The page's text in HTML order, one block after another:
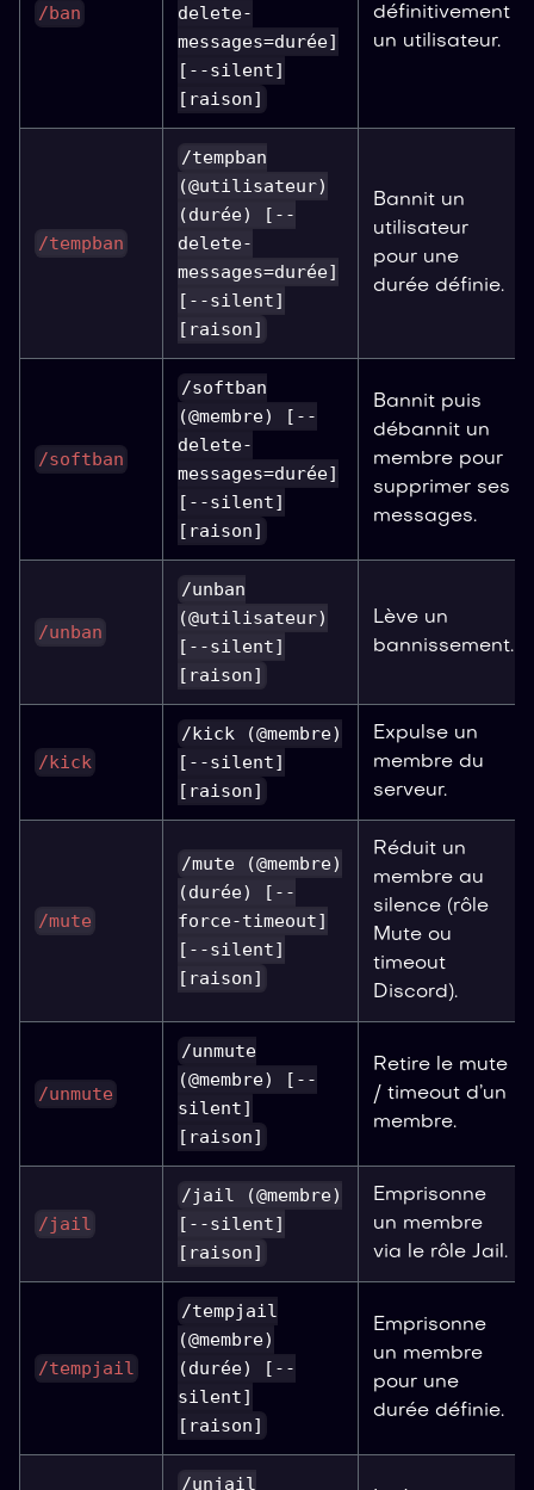
/ban
delete-
messages=durée]
[--silent]
[raison]
définitivement
un utilisateur.
/tempban
/tempban
(@utilisateur)
(durée) [--
delete-
messages=durée]
[--silent]
[raison]
Bannit un
utilisateur
pour une
durée définie.
/softban
/softban
(@membre) [--
delete-
messages=durée]
[--silent]
[raison]
Bannit puis
débannit un
membre pour
supprimer ses
messages.
/unban
/unban
(@utilisateur)
[--silent]
[raison]
Lève un
bannissement.
/kick
/kick (@membre)
[--silent]
[raison]
Expulse un
membre du
serveur.
/mute
/mute (@membre)
(durée) [--
force-timeout]
[--silent]
[raison]
Réduit un
membre au
silence (rôle
Mute ou
timeout
Discord).
/unmute
/unmute
(@membre) [--
silent]
[raison]
Retire le mute
/ timeout d’un
membre.
/jail
/jail (@membre)
[--silent]
[raison]
Emprisonne
un membre
via le rôle Jail.
/tempjail
/tempjail
(@membre)
(durée) [--
silent]
[raison]
Emprisonne
un membre
pour une
durée définie.
/unjail